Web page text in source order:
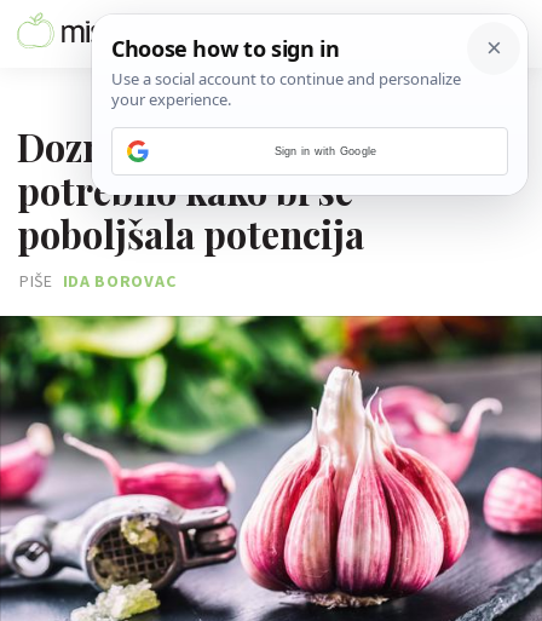
Doznaj koliko je češnjaka
potrebno kako bi se
poboljšala potencija
PIŠE IDA BOROVAC
Sign in with Google